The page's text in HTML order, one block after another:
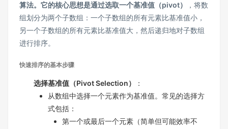
算法。它的核心思想是通过选取一个基准值（pivot）
，将数
组划分为两个子数组：一个子数组的所有元素比基准值小，
另一个子数组的所有元素比基准值大，然后递归地对子数组
进行排序。
快速排序的基本步骤
选择基准值（Pivot Selection）
：
从数组中选择一个元素作为基准值。常见的选择方
式包括：
第一个或最后一个元素（简单但可能效率不